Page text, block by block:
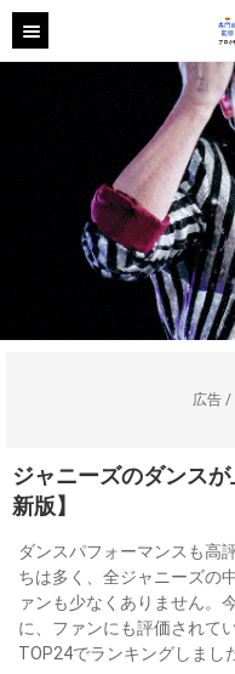
広告 /
ジャニーズのダンス
新版】
ダンスパフォーマンスも高
ちは多く、全ジャニーズの
ァンも少なくありません。
に、ファンにも評価されて
TOP24でランキングしまし